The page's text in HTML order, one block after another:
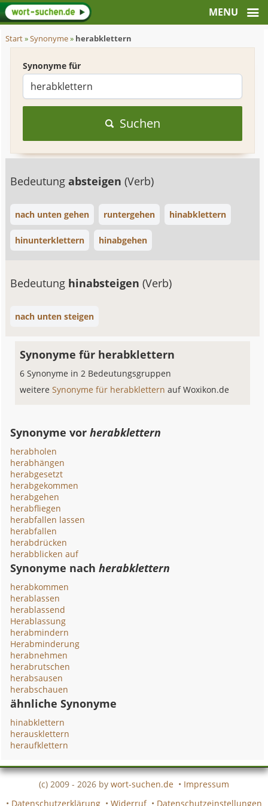
Start»Synonyme» herabklettern
Synonyme für
Suchen
Bedeutungabsteigen(Verb)
nach unten gehen runtergehen hinabklettern
hinunterklettern hinabgehen
Bedeutung hinabsteigen(Verb)
nach unten steigen
Synonyme für herabklettern
6 Synonyme in 2 Bedeutungsgruppen
weitereSynonyme für herabkletternauf Woxikon.de
Synonyme vorherabklettern
herabholen
herabhängen
herabgesetzt
herabgekommen
herabgehen
herabfliegen
herabfallen lassen
herabfallen
herabdrücken
herabblicken auf
Synonyme nachherabklettern
herabkommen
herablassen
herablassend
Herablassung
herabmindern
Herabminderung
herabnehmen
herabrutschen
herabsausen
herabschauen
ähnliche Synonyme
hinabklettern
herausklettern
heraufklettern
(c) 2009 - 2026 by wort-suchen.de • Impressum
• Datenschutzerklärung • Widerruf • Datenschutzeinstellungen